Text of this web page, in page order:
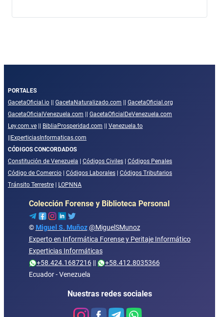
PORTALES
GacetaOficial.io
GacetaNaturalizado.com
GacetaOficial.org
GacetaOficialVenezuela.com
GacetaOficialDeVenezuela.com
Ley.com.ve
BibliaProsperidad.com
Venezuela.to
ExperticiasInformaticas.com
CÓDIGOS CONCORDADOS
Constitución de Venezuela
Códigos Civiles
Códigos Penales
Código de Comercio
Códigos Laborales
Códigos Tributarios
Tránsito Terrestre
LOPNNA
Colección Forense y Biblioteca Personal
© Miguel S. Muñoz @MiguelSMunoz
Experto en Informática Forense y Peritaje Informático
Experticias Informáticas
+58.424.1687216||
+58.412.8035366
Ecuador - Venezuela
Nuestras redes sociales